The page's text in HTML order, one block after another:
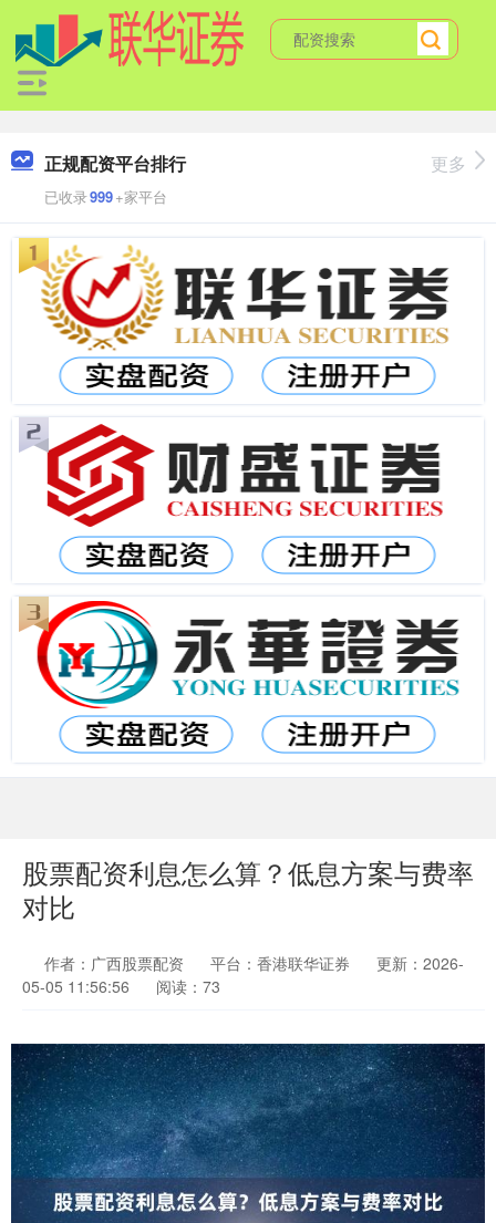
正规配资平台排行
已收录999+家平台
更多
股票配资利息怎么算？低息方案与费率
对比
作者：广西股票配资 平台：香港联华证券
更新：2026-
05-05 11:56:56
阅读：73